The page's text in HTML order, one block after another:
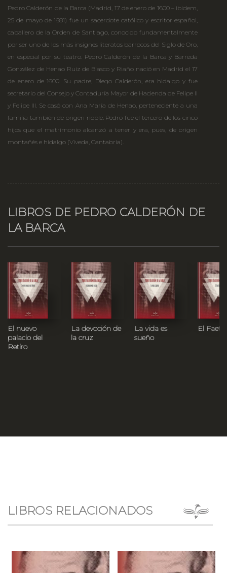
Pedro Calderón de la Barca (Madrid, 17 de enero de 1600 – ibidem,
25 de mayo de 1681) fue un sacerdote católico y escritor español,
caballero de la Orden de Santiago, conocido fundamentalmente
por ser uno de los más insignes literatos barrocos del Siglo de Oro,
en especial por su teatro. Pedro Calderón de la Barca y Barreda
González de Henao Ruiz de Blasco y Riaño nació en Madrid el 17
de enero de 1600. Su padre, Diego Calderón, era hidalgo y fue
secretario del Consejo y Contaduría Mayor de Hacienda de Felipe II
y Felipe III. Se casó con Ana María de Henao, perteneciente a una
familia también de origen noble. Pedro fue el tercero de los cinco
hijos que el matrimonio alcanzó a tener y era, pues, de origen
montañés e hidalgo (Viveda, Cantabria).
LIBROS DE PEDRO CALDERÓN DE
LA BARCA
El nuevo
palacio del
Retiro
La devoción de
la cruz
La vida es
sueño
El
LIBROS RELACIONADOS